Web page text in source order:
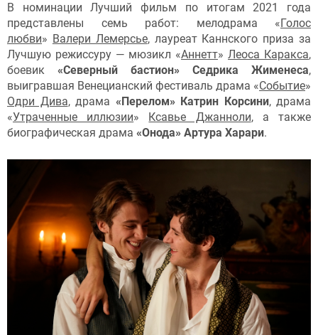
В номинации Лучший фильм по итогам 2021 года
представлены семь работ: мелодрама « Голос
любви» Валери Лемерсье, лауреат Каннского приза за
Лучшую режиссуру — мюзикл «Аннетт» Леоса Каракса,
боевик «Северный бастион» Седрика Жименеса,
выигравшая Венецианский фестиваль драма «Событие»
Одри Дива, драма «Перелом» Катрин Корсини, драма
«Утраченные иллюзии» Ксавье Джанноли, а также
биографическая драма «Онода» Артура Харари.